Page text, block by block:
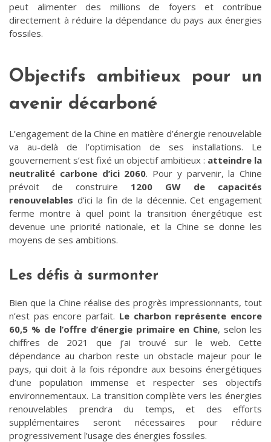
peut alimenter des millions de foyers et contribue
directement à réduire la dépendance du pays aux énergies
fossiles.
Objectifs ambitieux pour un
avenir décarboné
L’engagement de la Chine en matière d’énergie renouvelable
va au-delà de l’optimisation de ses installations. Le
gouvernement s’est fixé un objectif ambitieux : atteindre la
neutralité carbone d’ici 2060. Pour y parvenir, la Chine
prévoit de construire 1200 GW de capacités
renouvelables d’ici la fin de la décennie. Cet engagement
ferme montre à quel point la transition énergétique est
devenue une priorité nationale, et la Chine se donne les
moyens de ses ambitions.
Les défis à surmonter
Bien que la Chine réalise des progrès impressionnants, tout
n’est pas encore parfait. Le charbon représente encore
60,5 % de l’offre d’énergie primaire en Chine, selon les
chiffres de 2021 que j’ai trouvé sur le web. Cette
dépendance au charbon reste un obstacle majeur pour le
pays, qui doit à la fois répondre aux besoins énergétiques
d’une population immense et respecter ses objectifs
environnementaux. La transition complète vers les énergies
renouvelables prendra du temps, et des efforts
supplémentaires seront nécessaires pour réduire
progressivement l’usage des énergies fossiles.